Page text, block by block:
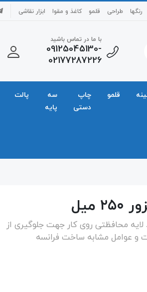
رنگها طراحی قلمو کاغذ و مقوا ابزار نقاشی
با ما در تماس باشید
09125045130-
02177287226
قلمو
چاپ
دستی
سه
پایه
پالت
وینزور 250 میل ایجاد لایه محافظتی روی کار جهت جلوگیری از
و عوامل مشابه ساخت فرانسه